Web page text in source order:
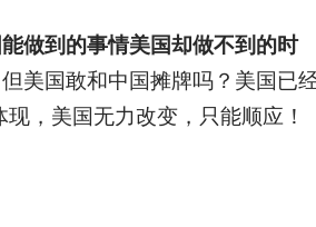
做到的事情美国却做不到的时
美国敢和中国摊牌吗？美国已
，美国无力改变，只能顺应！